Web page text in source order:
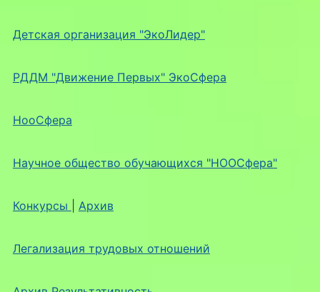
Детская организация "ЭкоЛидер"
РДДМ "Движение Первых" ЭкоСфера
НооСфера
Научное общество обучающихся "НООСфера"
Конкурсы Архив
Легализация трудовых отношений